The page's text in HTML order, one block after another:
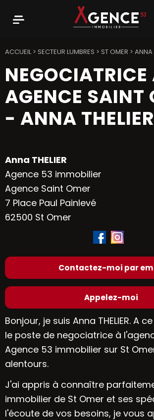
ACCUEIL> SECTEUR LUMBRES > ST OMER > ANNA
NEGOCIATRICE
AGENCE SAINT
- ANNA THELIER
Anna THELIER
Agence 53 immobilier
Agence Saint Omer
7 Place Paul Painlevé
62500 St Omer
Contactez-moi par
Appelez-moi
Bonjour, je suis Anna THELIER. A
le poste de negociatrice à l'
Agence 53 immobilier sur St
alentours.
J'ai appris à connaître
immobilier de St Omer et ses
l'écoute de vos besoins, je vous